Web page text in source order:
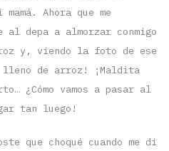
Ahora que me
depa a almorzar conmigo
y, viendo la foto de ese
de arroz! ¡Maldita
¿Cómo vamos a pasar al
tan luego!
que choqué cuando me di